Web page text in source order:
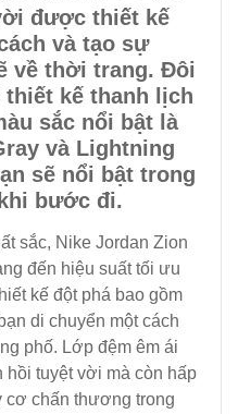
được thiết kế
và tạo sự
về thời trang. Đôi
thiết kế thanh lịch
sắc nổi bật là
và Lightning
sẽ nổi bật trong
bước đi.
sắc, Nike Jordan Zion
đến hiệu suất tối ưu
kế đột phá bao gồm
di chuyển một cách
phố. Lớp đệm êm ái
hồi tuyệt vời mà còn hấp
cơ chấn thương trong